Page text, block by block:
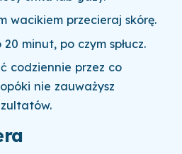
wacikiem przecieraj skórę.
minut, po czym spłucz.
codziennie przez co
nie zauważysz